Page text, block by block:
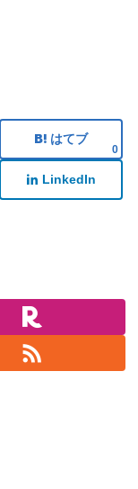
はてブ
0
LinkedIn